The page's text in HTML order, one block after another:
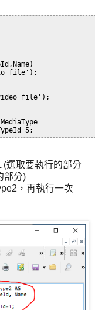
file');
file');
(選取要執行的部分
部分)
，再執行一次